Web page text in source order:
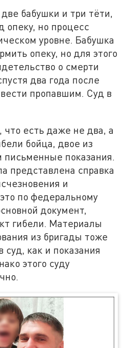
бабушки и три тёти,
опеку, но процесс
уровне. Бабушка
опеку, но для этого
о смерти
два года после
пропавшим. Суд в
что есть даже не два, а
бойца, двое из
письменные показания.
представлена справка
и
по федеральному
документ,
гибели. Материалы
из бригады тоже
как и показания
этого суду